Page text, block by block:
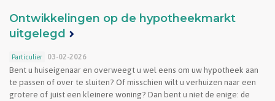
Ontwikkelingen op de hypotheekmarkt
uitgelegd
Particulier 03-02-2026
Bent u huiseigenaar en overweegt u wel eens om uw hypotheek aan
te passen of over te sluiten? Of misschien wilt u verhuizen naar een
grotere of juist een kleinere woning? Dan bent u niet de enige: de